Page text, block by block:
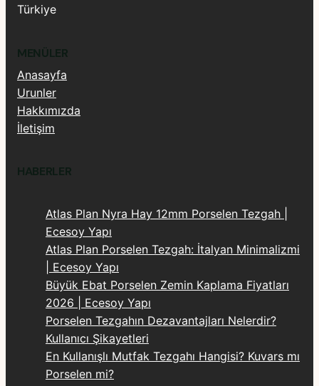
Türkiye
MENÜLER
Anasayfa
Urunler
Hakkımızda
İletişim
HABERLER
Atlas Plan Nyra Hay 12mm Porselen Tezgah |
Ecesoy Yapı
Atlas Plan Porselen Tezgah: İtalyan Minimalizmi
| Ecesoy Yapı
Büyük Ebat Porselen Zemin Kaplama Fiyatları
2026 | Ecesoy Yapı
Porselen Tezgahın Dezavantajları Nelerdir?
Kullanıcı Şikayetleri
En Kullanışlı Mutfak Tezgahı Hangisi? Kuvars mı
Porselen mi?